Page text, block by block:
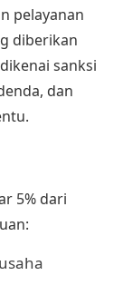
pelayanan
diberikan
sanksi
dan
5% dari